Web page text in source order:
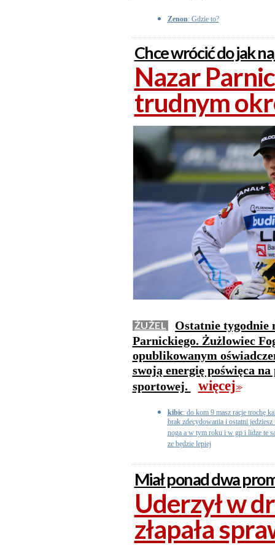
Zenon: Gdzie to?
Chce wrócić do jak
Nazar
trudnym
ŻUŻEL
Ostatnie tygodnie
Parnickiego. Żużlowiec
opublikowanym
swoją energię poświęca
sportowej.
więcej>>
kibic: do kom 9 masz racje trochę
brak zdecydowania i ostatni
noga a w tym roku i w gp i lidze te
ze będzie lepiej
Miał ponad dwa
Uderzył w
złapała